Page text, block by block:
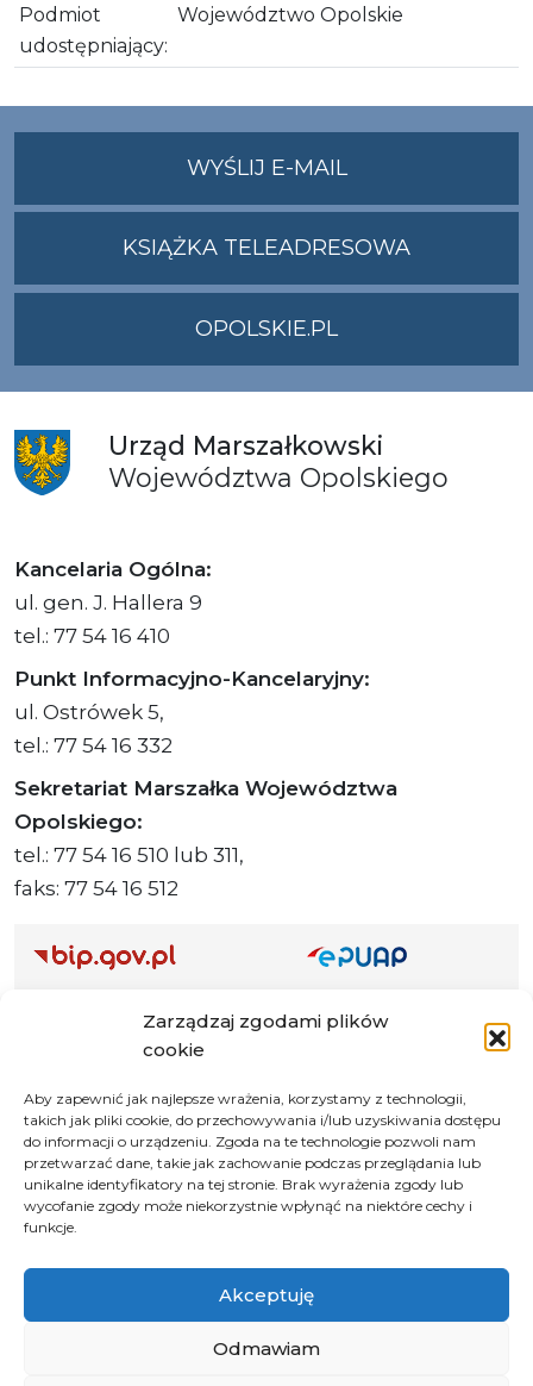
Zarządzaj zgodami plików
cookie
Aby zapewnić jak najlepsze wrażenia, korzystamy z technologii,
takich jak pliki cookie, do przechowywania i/lub uzyskiwania dostępu
do informacji o urządzeniu. Zgoda na te technologie pozwoli nam
przetwarzać dane, takie jak zachowanie podczas przeglądania lub
unikalne identyfikatory na tej stronie. Brak wyrażenia zgody lub
wycofanie zgody może niekorzystnie wpłynąć na niektóre cechy i
funkcje.
Akceptuję
Odmawiam
Podmiot
udostępniający:
Województwo Opolskie
WYŚLIJ E-MAILNA
ADRES
KSIĄŻKA TELEADRESOWA
OPOLSKIE.PL
Urząd Marszałkowski
Województwa Opolskiego
Kancelaria Ogólna:
ul. gen. J. Hallera 9
tel.: 77 54 16 410
Punkt Informacyjno-Kancelaryjny:
ul. Ostrówek 5,
tel.: 77 54 16 332
Sekretariat Marszałka Województwa
Opolskiego:
tel.: 77 54 16 510 lub 311,
faks: 77 54 16 512
Adres do e-Doręczeń
Polityka prywatności
Klauzula informacyjna RODO
Instrukcja obsługi BIP